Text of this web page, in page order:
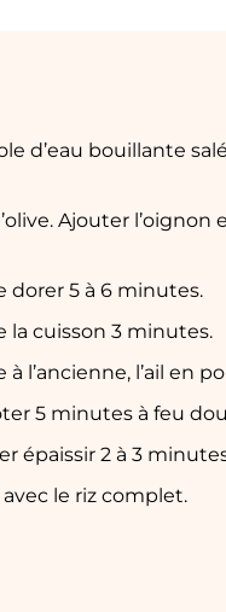
d’eau bouillante
Ajouter
dorer 5 à 6 minutes.
la cuisson 3 minutes.
l’ancienne, l’ail en
5 minutes à feu
épaissir 2 à 3
le riz complet.